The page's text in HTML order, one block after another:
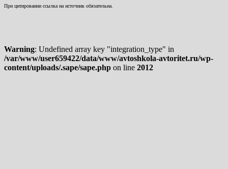
При цитировании ссылка на источник обязательна.
Warning: Undefined array key "integration_type" in
/var/www/user659422/data/www/avtoshkola-avtoritet.ru/wp-
content/uploads/.sape/sape.php on line 2012